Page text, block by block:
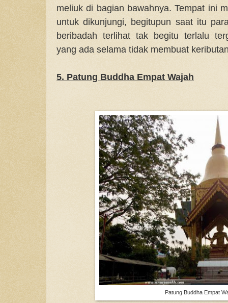
meliuk di bagian bawahnya. Tempat ini
untuk dikunjungi, begitupun saat itu
beribadah terlihat tak begitu terlalu
yang ada selama tidak membuat
5. Patung Buddha Empat Wajah
Patung Buddha Empat